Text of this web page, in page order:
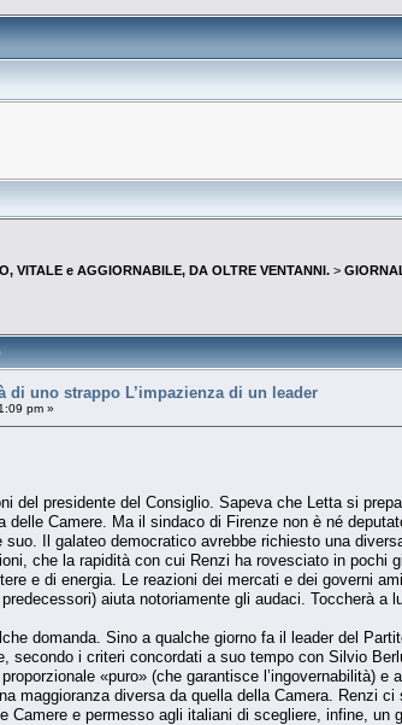
VITALE e AGGIORNABILE, DA OLTRE VENTANNI. >
di uno strappo L’impazienza di un leader
pm »
del presidente del Consiglio. Sapeva che Letta si
delle Camere. Ma il sindaco di Firenze non è né
Il galateo democratico avrebbe richiesto una
che la rapidità con cui Renzi ha rovesciato in pochi
e di energia. Le reazioni dei mercati e dei governi
aiuta notoriamente gli audaci. Toccherà
domanda. Sino a qualche giorno fa il leader del
secondo i criteri concordati a suo tempo con Silvio
«puro» (che garantisce l’ingovernabilità)
maggioranza diversa da quella della Camera. Renzi
Camere e permesso agli italiani di scegliere, infine,